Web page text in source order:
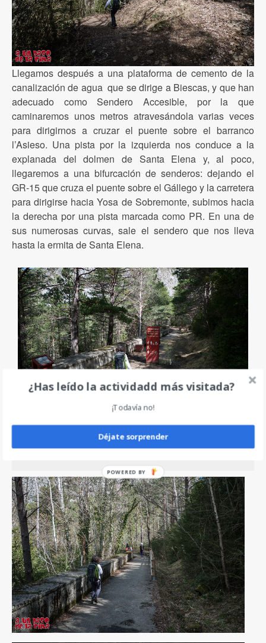
Llegamos después a una plataforma de cemento de la
canalización de agua que se dirige a Biescas, y que han
adecuado como Sendero Accesible, por la que
caminaremos unos metros atravesándola varias veces
para dirigirnos a cruzar el puente sobre el barranco
l’Asieso. Una pista por la izquierda nos conduce a la
explanada del dolmen de Santa Elena y, al poco,
llegaremos a una bifurcación de senderos: dejando el
GR-15 que cruza el puente sobre el Gállego y la carretera
para dirigirse hacia Yosa de Sobremonte, subimos hacia
la derecha por una pista marcada como PR. En una de
sus numerosas curvas, sale el sendero que nos lleva
hasta la ermita de Santa Elena.
Entrando en el Sendero Accesible de
¿Has leído la actividadd más visitada?
¡Todavía no!
Déjate sorprender